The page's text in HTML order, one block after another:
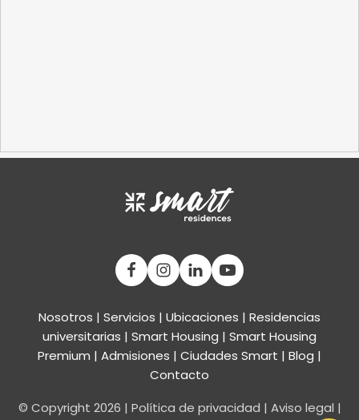
Nosotros | Servicios | Ubicaciones | Residencias
universitarias | Smart Housing | Smart Housing
Premium | Admisiones | Ciudades Smart | Blog |
Contacto
© Copyright 2026 | Política de privacidad | Aviso legal |